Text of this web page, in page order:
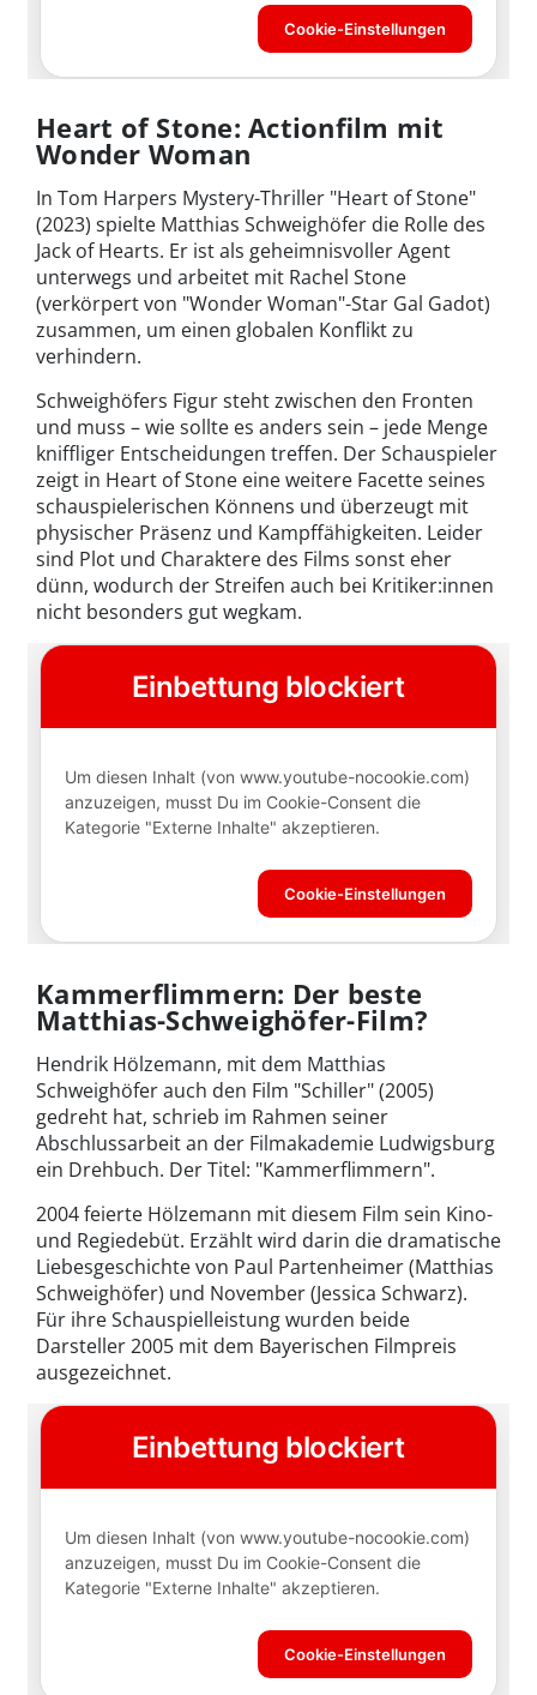
Heart of Stone: Actionfilm mit
Wonder Woman
In Tom Harpers Mystery-Thriller "Heart of Stone"
(2023) spielte Matthias Schweighöfer die Rolle des
Jack of Hearts. Er ist als geheimnisvoller Agent
unterwegs und arbeitet mit Rachel Stone
(verkörpert von "Wonder Woman"-Star Gal Gadot)
zusammen, um einen globalen Konflikt zu
verhindern.
Schweighöfers Figur steht zwischen den Fronten
und muss – wie sollte es anders sein – jede Menge
kniffliger Entscheidungen treffen. Der Schauspieler
zeigt in Heart of Stone eine weitere Facette seines
schauspielerischen Könnens und überzeugt mit
physischer Präsenz und Kampffähigkeiten. Leider
sind Plot und Charaktere des Films sonst eher
dünn, wodurch der Streifen auch bei Kritiker:innen
nicht besonders gut wegkam.
Kammerflimmern: Der beste
Matthias-Schweighöfer-Film?
Hendrik Hölzemann, mit dem Matthias
Schweighöfer auch den Film "Schiller" (2005)
gedreht hat, schrieb im Rahmen seiner
Abschlussarbeit an der Filmakademie Ludwigsburg
ein Drehbuch. Der Titel: "Kammerflimmern".
2004 feierte Hölzemann mit diesem Film sein Kino-
und Regiedebüt. Erzählt wird darin die dramatische
Liebesgeschichte von Paul Partenheimer (Matthias
Schweighöfer) und November (Jessica Schwarz).
Für ihre Schauspielleistung wurden beide
Darsteller 2005 mit dem Bayerischen Filmpreis
ausgezeichnet.